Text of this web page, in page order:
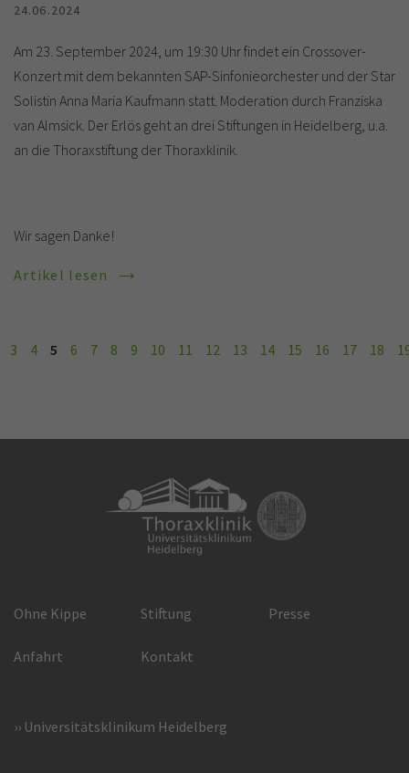
24.06.2024
Am 23. September 2024, um 19:30 Uhr findet ein Crossover-
Konzert mit dem bekannten SAP-Sinfonieorchester und der Star
Solistin Anna Maria Kaufmann statt. Moderation durch Franziska
van Almsick. Der Erlös geht an drei Stiftungen in Heidelberg, u.a.
an die Thoraxstiftung der Thoraxklinik.
Wir sagen Danke!
Artikel lesen
3 4 5 6 7 8 9 10 11 12 13 14 15 16 17 18
Ohne Kippe Stiftung Presse
Anfahrt Kontakt
Universitätsklinikum Heidelberg